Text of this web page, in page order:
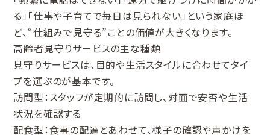
る」「仕事や子育てで毎日は見られない」という家庭ほ
ど、“仕組みで見守る”ことの価値が大きくなります。
高齢者見守りサービスの主な種類
見守りサービスは、目的や生活スタイルに合わせてタイ
プを選ぶのが基本です。
訪問型：スタッフが定期的に訪問し、対面で安否や生活
状況を確認する
配食型：食事の配達とあわせて、様子の確認や声かけを